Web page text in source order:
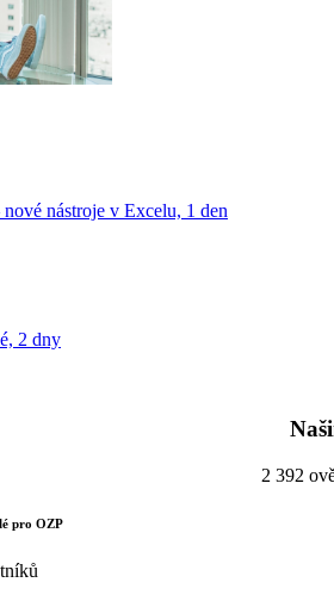
nástroje v Excelu, 1 den
2 dny
2 392
pro OZP